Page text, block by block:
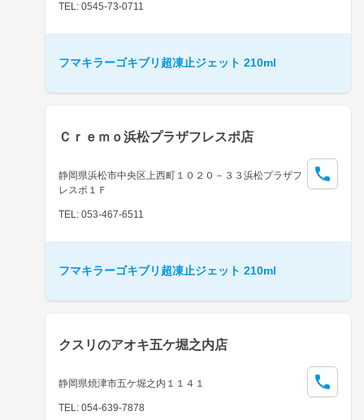
TEL: 0545-73-0711
フマキラーゴキブリ超凍止ジェット 210ml
Ｃｒｅｍｏ浜松プラザフレスポ店
静岡県浜松市中央区上西町１０２０－３３浜松プラザフ
レスポ１Ｆ
TEL: 053-467-6511
フマキラーゴキブリ超凍止ジェット 210ml
クスリのアオキ五ケ堀之内店
静岡県焼津市五ケ堀之内１１４１
TEL: 054-639-7878